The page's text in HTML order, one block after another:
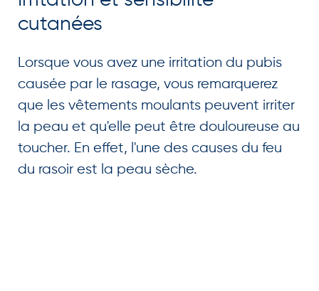
cutanées
Lorsque vous avez une irritation du pubis
causée par le rasage, vous remarquerez
que les vêtements moulants peuvent irriter
la peau et qu'elle peut être douloureuse au
toucher. En effet, l'une des causes du feu
du rasoir est la peau sèche.